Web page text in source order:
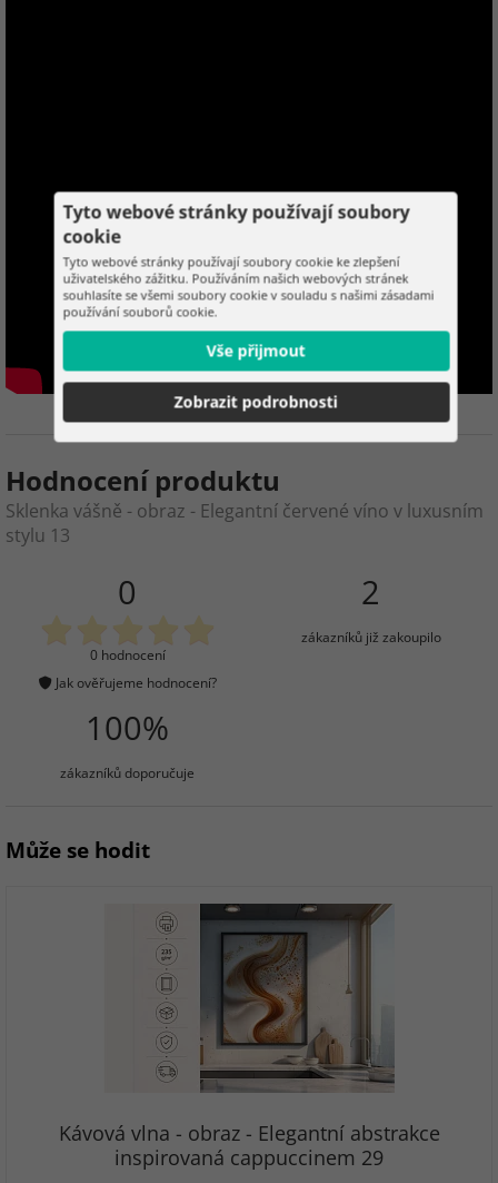
Hodnocení produktu
Sklenka vášně - obraz - Elegantní červené víno v luxusním
stylu 13
0
0 hodnocení
Jak ověřujeme hodnocení?
2
zákazníků již zakoupilo
100%
zákazníků doporučuje
Může se hodit
Kávová vlna - obraz - Elegantní abstrakce
inspirovaná cappuccinem 29
Tyto webové stránky používají soubory
cookie
Tyto webové stránky používají soubory cookie ke zlepšení
uživatelského zážitku. Používáním našich webových stránek
souhlasíte se všemi soubory cookie v souladu s našimi zásadami
používání souborů cookie.
Vše přijmout
Zobrazit podrobnosti